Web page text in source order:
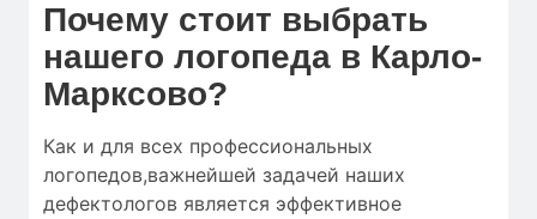
Почему стоит выбрать
нашего логопеда в Карло-
Марксово?
Как и для всех профессиональных
логопедов,важнейшей задачей наших
дефектологов является эффективное